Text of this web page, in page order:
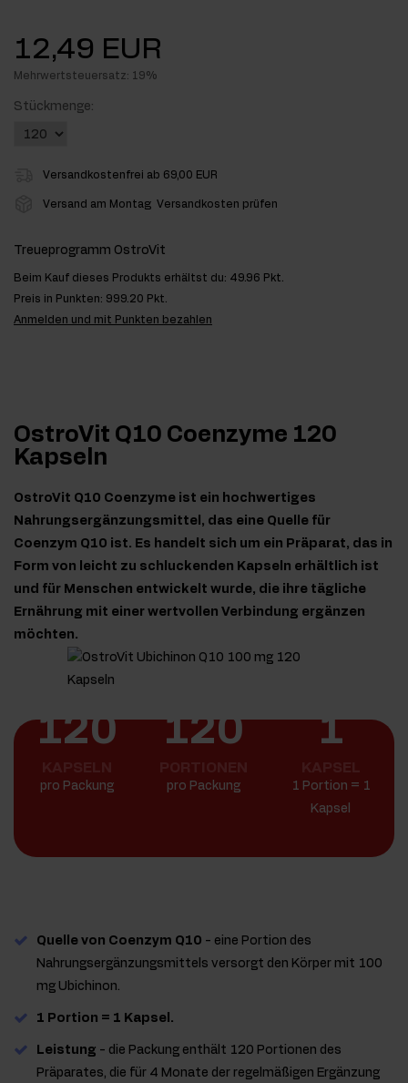
12,49 EUR
Mehrwertsteuersatz: 19%
Stückmenge:
Versandkostenfrei ab 69,00 EUR
Versand am Montag Versandkosten prüfen
Treueprogramm OstroVit
Beim Kauf dieses Produkts erhältst du: 49.96 Pkt.
Preis in Punkten: 999.20 Pkt.
Anmelden und mit Punkten bezahlen
OstroVit Q10 Coenzyme 120
Kapseln
OstroVit Q10 Coenzyme ist ein hochwertiges
Nahrungsergänzungsmittel, das eine Quelle für
Coenzym Q10 ist. Es handelt sich um ein Präparat, das in
Form von leicht zu schluckenden Kapseln erhältlich ist
und für Menschen entwickelt wurde, die ihre tägliche
Ernährung mit einer wertvollen Verbindung ergänzen
möchten.
120
pro Packung
120
pro Packung
1
1 Portion = 1
Kapsel
Quelle von Coenzym Q10 - eine Portion des
Nahrungsergänzungsmittels versorgt den Körper mit 100
mg Ubichinon.
1 Portion = 1 Kapsel.
Leistung - die Packung enthält 120 Portionen des
Präparates, die für 4 Monate der regelmäßigen Ergänzung